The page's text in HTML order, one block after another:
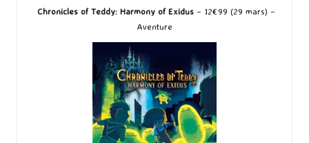
Chronicles of Teddy: Harmony of Exidus– 12€99 (29 mars) –
Aventure